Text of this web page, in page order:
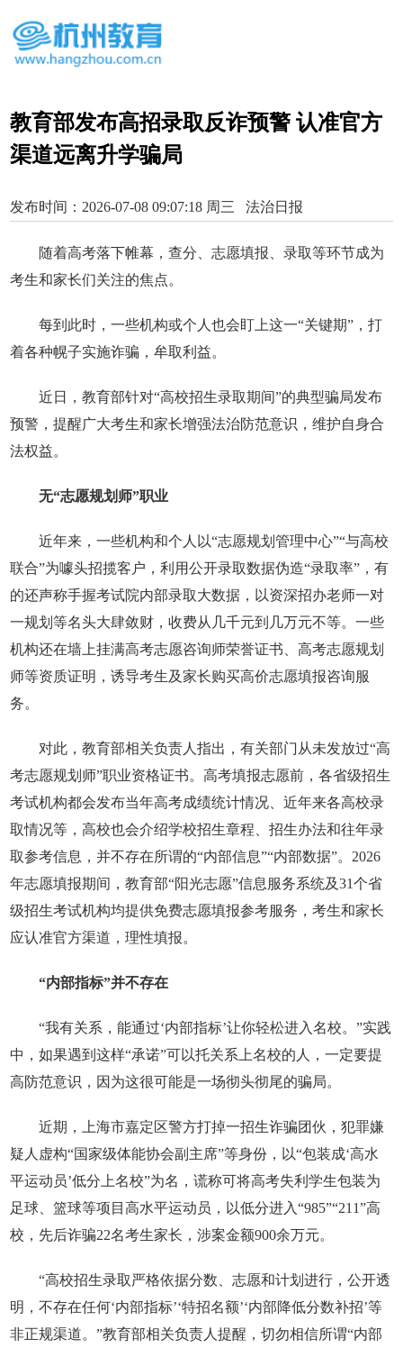
教育部发布高招录取反诈预警 认准官方
渠道远离升学骗局
发布时间：2026-07-08 09:07:18 周三 法治日报
随着高考落下帷幕，查分、志愿填报、录取等环节成为
考生和家长们关注的焦点。
每到此时，一些机构或个人也会盯上这一“关键期”，打
着各种幌子实施诈骗，牟取利益。
近日，教育部针对“高校招生录取期间”的典型骗局发布
预警，提醒广大考生和家长增强法治防范意识，维护自身合
法权益。
无“志愿规划师”职业
近年来，一些机构和个人以“志愿规划管理中心”“与高校
联合”为噱头招揽客户，利用公开录取数据伪造“录取率”，有
的还声称手握考试院内部录取大数据，以资深招办老师一对
一规划等名头大肆敛财，收费从几千元到几万元不等。一些
机构还在墙上挂满高考志愿咨询师荣誉证书、高考志愿规划
师等资质证明，诱导考生及家长购买高价志愿填报咨询服
务。
对此，教育部相关负责人指出，有关部门从未发放过“高
考志愿规划师”职业资格证书。高考填报志愿前，各省级招生
考试机构都会发布当年高考成绩统计情况、近年来各高校录
取情况等，高校也会介绍学校招生章程、招生办法和往年录
取参考信息，并不存在所谓的“内部信息”“内部数据”。2026
年志愿填报期间，教育部“阳光志愿”信息服务系统及31个省
级招生考试机构均提供免费志愿填报参考服务，考生和家长
应认准官方渠道，理性填报。
“内部指标”并不存在
“我有关系，能通过‘内部指标’让你轻松进入名校。”实践
中，如果遇到这样“承诺”可以托关系上名校的人，一定要提
高防范意识，因为这很可能是一场彻头彻尾的骗局。
近期，上海市嘉定区警方打掉一招生诈骗团伙，犯罪嫌
疑人虚构“国家级体能协会副主席”等身份，以“包装成‘高水
平运动员’低分上名校”为名，谎称可将高考失利学生包装为
足球、篮球等项目高水平运动员，以低分进入“985”“211”高
校，先后诈骗22名考生家长，涉案金额900余万元。
“高校招生录取严格依据分数、志愿和计划进行，公开透
明，不存在任何‘内部指标’‘特招名额’‘内部降低分数补招’等
非正规渠道。”教育部相关负责人提醒，切勿相信所谓“内部